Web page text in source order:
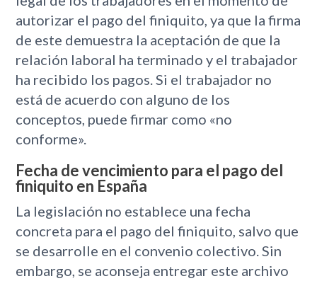
autorizar el pago del finiquito, ya que la firma
de este demuestra la aceptación de que la
relación laboral ha terminado y el trabajador
ha recibido los pagos. Si el trabajador no
está de acuerdo con alguno de los
conceptos, puede firmar como «no
conforme».
Fecha de vencimiento para el pago del
finiquito en España
La legislación no establece una fecha
concreta para el pago del finiquito, salvo que
se desarrolle en el convenio colectivo. Sin
embargo, se aconseja entregar este archivo